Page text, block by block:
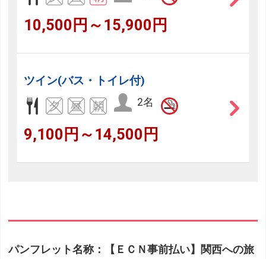
10,500円～15,900円
ツイン(バス・トイレ付)
2名
9,100円～14,500円
パンフレット名称：【ＥＣＮ事前払い】関西への旅